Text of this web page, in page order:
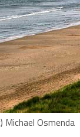
Michael Osmenda